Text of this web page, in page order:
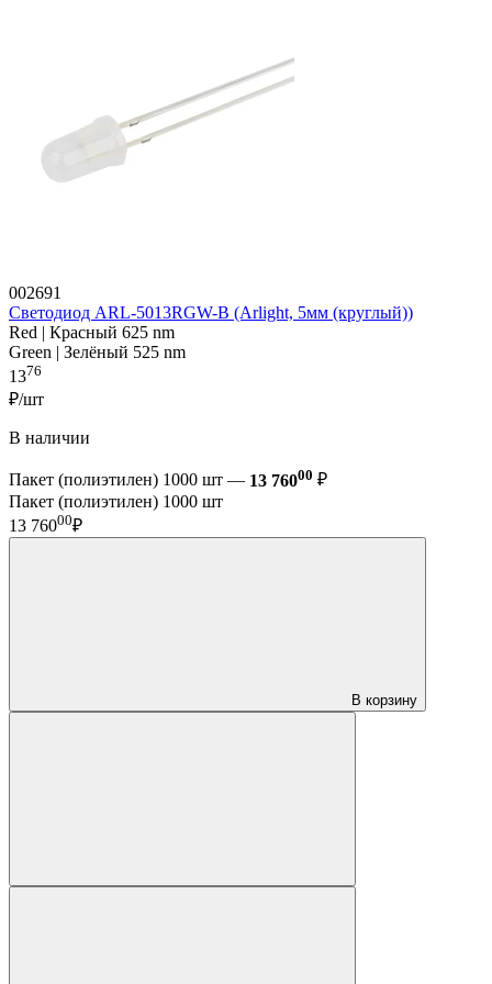
002691
Светодиод ARL-5013RGW-B (Arlight, 5мм (круглый))
Red | Красный 625 nm
Green | Зелёный 525 nm
1376
₽/шт
В наличии
Пакет (полиэтилен) 1000 шт — 13 76000 ₽
Пакет (полиэтилен) 1000 шт
13 76000₽
В корзину